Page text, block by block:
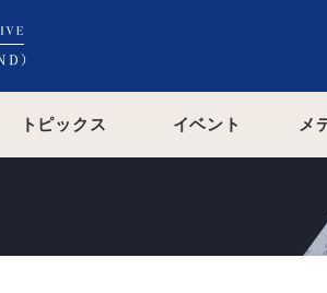
トピックス イベント メ